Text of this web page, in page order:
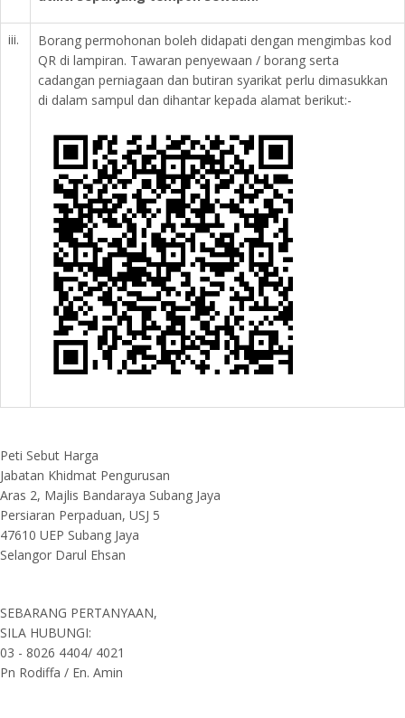
iii.
Borang permohonan boleh didapati dengan mengimbas kod
QR di lampiran. Tawaran penyewaan / borang serta
cadangan perniagaan dan butiran syarikat perlu dimasukkan
di dalam sampul dan dihantar kepada alamat berikut:-
Peti Sebut Harga
Jabatan Khidmat Pengurusan
Aras 2, Majlis Bandaraya Subang Jaya
Persiaran Perpaduan, USJ 5
47610 UEP Subang Jaya
Selangor Darul Ehsan
SEBARANG PERTANYAAN,
SILA HUBUNGI:
03 - 8026 4404/ 4021
Pn Rodiffa / En. Amin